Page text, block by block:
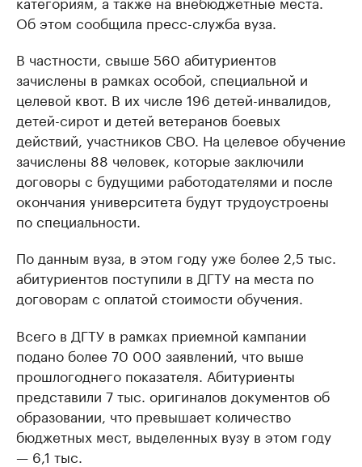
Об этом сообщила пресс-служба вуза.
В частности, свыше 560 абитуриентов
зачислены в рамках особой, специальной и
целевой квот. В их числе 196 детей-инвалидов,
детей-сирот и детей ветеранов боевых
действий, участников СВО. На целевое обучение
зачислены 88 человек, которые заключили
договоры с будущими работодателями и после
окончания университета будут трудоустроены
по специальности.
По данным вуза, в этом году уже более 2,5 тыс.
абитуриентов поступили в ДГТУ на места по
договорам с оплатой стоимости обучения.
Всего в ДГТУ в рамках приемной кампании
подано более 70 000 заявлений, что выше
прошлогоднего показателя. Абитуриенты
представили 7 тыс. оригиналов документов об
образовании, что превышает количество
бюджетных мест, выделенных вузу в этом году
— 6,1 тыс.